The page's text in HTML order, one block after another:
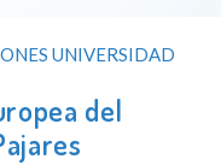
UNIVERSIDAD
del